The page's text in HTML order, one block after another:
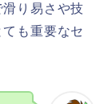
り易さや技
も重要なセ